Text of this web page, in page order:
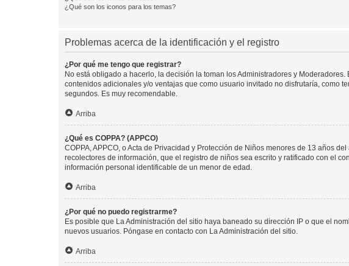
¿Qué son los iconos para los temas?
Problemas acerca de la identificación y el registro
¿Por qué me tengo que registrar?
No está obligado a hacerlo, la decisión la toman los Administradores y
contenidos adicionales y/o ventajas que como usuario invitado no disfrutaría, como
segundos. Es muy recomendable.
Arriba
¿Qué es COPPA? (APPCO)
COPPA, APPCO, o Acta de Privacidad y Protección de Niños menores de 13 años
recolectores de información, que el registro de niños sea escrito y ratificado con el
información personal identificable de un menor de edad.
Arriba
¿Por qué no puedo registrarme?
Es posible que La Administración del sitio haya baneado su dirección IP o que el
nuevos usuarios. Póngase en contacto con La Administración del sitio.
Arriba